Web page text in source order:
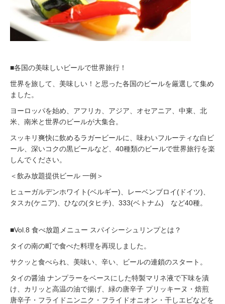
■各国の美味しいビールで世界旅行！
世界を旅して、美味しい！と思った各国のビールを厳選して集め
ました。
ヨーロッパを始め、アフリカ、アジア、オセアニア、中東、北
米、南米と世界のビールが大集合。
スッキリ爽快に飲めるラガービールに、味わいフルーティな白ビ
ール、深いコクの黒ビールなど、40種類のビールで世界旅行を楽
しんでください。
＜飲み放題提供ビール 一例＞
ヒューガルデンホワイト(ベルギー)、レーベンブロイ(ドイツ)、
タスカ(ケニア)、ひなの(タヒチ)、333(ベトナム) など40種。
■Vol.8 食べ放題メニュー スパイシーシュリンプとは？
タイの南の町で食べた料理を再現しました。
サクッと食べられ、美味い、辛い、ビールの連鎖のスタート。
タイの醤油 ナンプラーをベースにした特製マリネ液で下味を漬
け、カリッと高温の油で揚げ、緑の唐辛子 プリッキーヌ・焙煎
唐辛子・フライドニンニク・フライドオニオン・干しエビなどを